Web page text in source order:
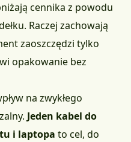
cennika z powodu
Raczej zachowają
zaoszczędzi tylko
opakowanie bez
na zwykłego
Jeden kabel do
i laptopa to cel, do